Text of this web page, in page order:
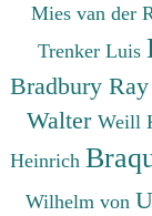
Mies van der
Trenker Luis
Bradbury Ray
Walter Weill
Heinrich
Wilhelm von